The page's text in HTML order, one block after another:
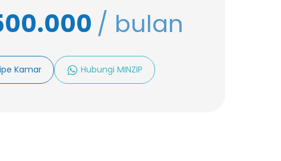
/ bulan
Kamar Hubungi MINZIP